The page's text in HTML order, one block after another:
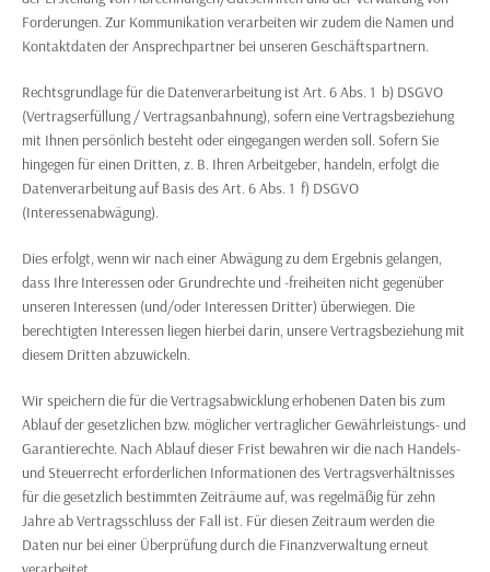
Forderungen. Zur Kommunikation verarbeiten wir zudem die Namen und
Kontaktdaten der Ansprechpartner bei unseren Geschäftspartnern.
Rechtsgrundlage für die Datenverarbeitung ist Art. 6 Abs. 1 b) DSGVO
(Vertragserfüllung / Vertragsanbahnung), sofern eine Vertragsbeziehung
mit Ihnen persönlich besteht oder eingegangen werden soll. Sofern Sie
hingegen für einen Dritten, z. B. Ihren Arbeitgeber, handeln, erfolgt die
Datenverarbeitung auf Basis des Art. 6 Abs. 1 f) DSGVO
(Interessenabwägung).
Dies erfolgt, wenn wir nach einer Abwägung zu dem Ergebnis gelangen,
dass Ihre Interessen oder Grundrechte und -freiheiten nicht gegenüber
unseren Interessen (und/oder Interessen Dritter) überwiegen. Die
berechtigten Interessen liegen hierbei darin, unsere Vertragsbeziehung mit
diesem Dritten abzuwickeln.
Wir speichern die für die Vertragsabwicklung erhobenen Daten bis zum
Ablauf der gesetzlichen bzw. möglicher vertraglicher Gewährleistungs- und
Garantierechte. Nach Ablauf dieser Frist bewahren wir die nach Handels-
und Steuerrecht erforderlichen Informationen des Vertragsverhältnisses
für die gesetzlich bestimmten Zeiträume auf, was regelmäßig für zehn
Jahre ab Vertragsschluss der Fall ist. Für diesen Zeitraum werden die
Daten nur bei einer Überprüfung durch die Finanzverwaltung erneut